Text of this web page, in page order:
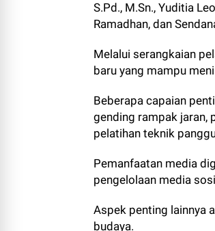
S.Pd., M.Sn., Yuditia
Ramadhan, dan
Melalui serangkaian
baru yang mampu
Beberapa capaian
gending rampak jaran,
pelatihan teknik
Pemanfaatan media
pengelolaan media
Aspek penting lainnya
budaya.